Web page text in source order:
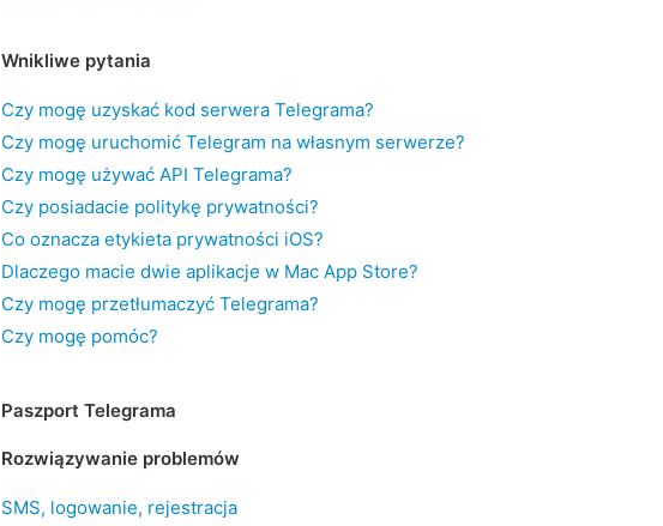
Wnikliwe pytania
Czy mogę uzyskać kod serwera Telegrama?
Czy mogę uruchomić Telegram na własnym serwerze?
Czy mogę używać API Telegrama?
Czy posiadacie politykę prywatności?
Co oznacza etykieta prywatności iOS?
Dlaczego macie dwie aplikacje w Mac App Store?
Czy mogę przetłumaczyć Telegrama?
Czy mogę pomóc?
Paszport Telegrama
Rozwiązywanie problemów
SMS, logowanie, rejestracja